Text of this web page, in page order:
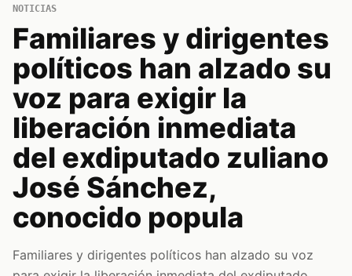
NOTICIAS
Familiares y dirigentes
políticos han alzado su
voz para exigir la
liberación inmediata
del exdiputado zuliano
José Sánchez,
conocido popula
Familiares y dirigentes políticos han alzado su voz